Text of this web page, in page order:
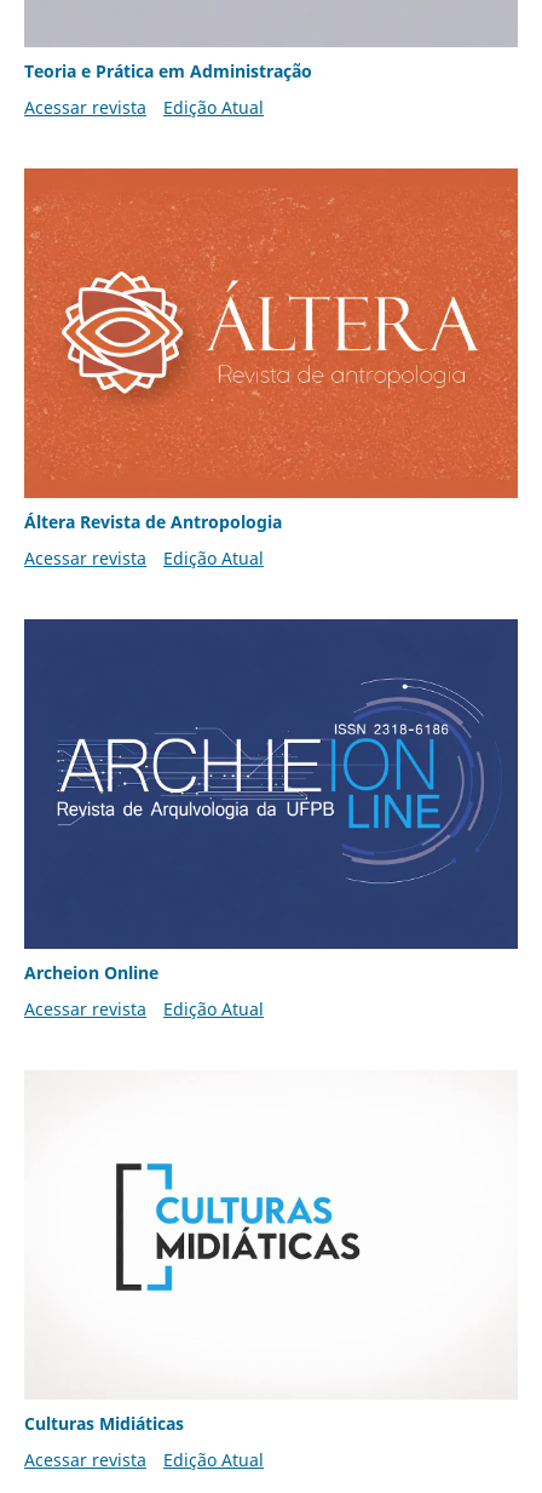
Teoria e Prática em Administração
Acessar revista
Edição Atual
Áltera Revista de Antropologia
Acessar revista
Edição Atual
Archeion Online
Acessar revista
Edição Atual
Culturas Midiáticas
Acessar revista
Edição Atual